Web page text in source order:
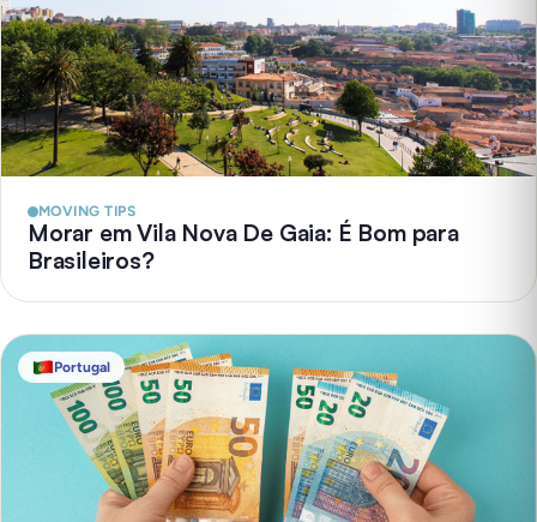
MOVING TIPS
Morar em Vila Nova De Gaia: É Bom para
Brasileiros?
Portugal